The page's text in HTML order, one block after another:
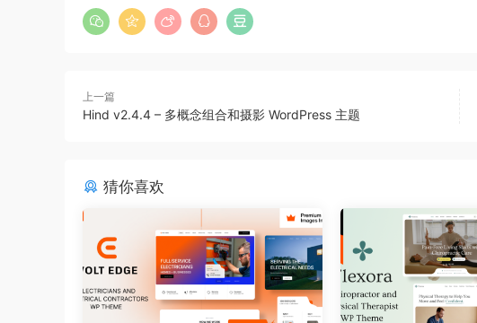
上一篇
Hind v2.4.4 – 多概念组合和摄影 WordPress 主题
猜你喜欢